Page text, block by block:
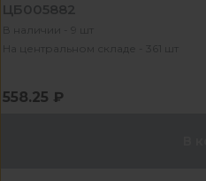
ЦБ005882
В наличии - 9 шт
На центральном складе - 361 шт
558.25 ₽